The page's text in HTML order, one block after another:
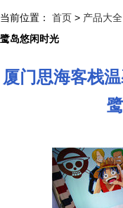
当前位置： 首页 > 产品大全
鹭岛悠闲时光
厦门思海客栈